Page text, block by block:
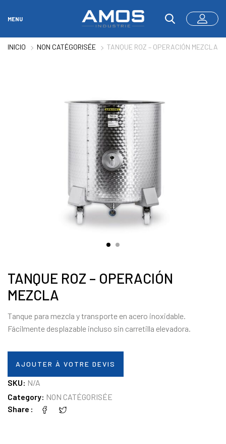
MENU
INICIO NON CATÉGORISÉE TANQUE ROZ – OPERACIÓN MEZCLA
TANQUE ROZ – OPERACIÓN
MEZCLA
Tanque para mezcla y transporte en acero inoxidable.
Fácilmente desplazable incluso sin carretilla elevadora.
AJOUTER À VOTRE DEVIS
SKU: N/A
Category: NON CATÉGORISÉE
Share